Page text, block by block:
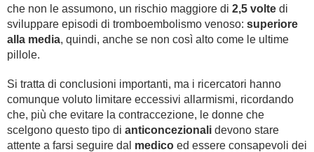
che non le assumono, un rischio maggiore di 2,5 volte di
sviluppare episodi di tromboembolismo venoso: superiore
alla media, quindi, anche se non così alto come le ultime
pillole.
Si tratta di conclusioni importanti, ma i ricercatori hanno
comunque voluto limitare eccessivi allarmismi, ricordando
che, più che evitare la contraccezione, le donne che
scelgono questo tipo di anticoncezionali devono stare
attente a farsi seguire dal medico ed essere consapevoli dei